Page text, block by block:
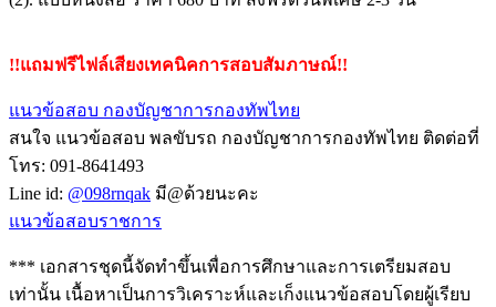
!!แถมฟรีไฟล์เสียงเทคนิคการสอบสัมภาษณ์!!
แนวข้อสอบ กองบัญชาการกองทัพไทย
สนใจ แนวข้อสอบ พลขับรถ กองบัญชาการกองทัพไทย ติดต่อที่
โทร: 091-8641493
Line id: @098rnqak มี@ด้วยนะคะ
แนวข้อสอบราชการ
*** เอกสารชุดนี้จัดทำขึ้นเพื่อการศึกษาและการเตรียมสอบ
เท่านั้น เนื้อหาเป็นการวิเคราะห์และเก็งแนวข้อสอบโดยผู้เรียบ